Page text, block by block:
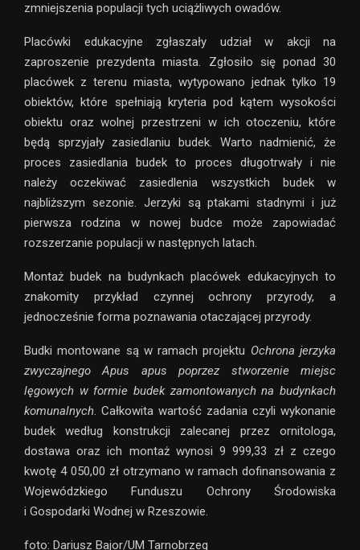
zmniejszenia populacji tych uciążliwych owadów.
Placówki edukacyjne zgłaszały udział w akcji na
zaproszenie prezydenta miasta. Zgłosiło się ponad 30
placówek z terenu miasta, wytypowano jednak tylko 19
obiektów, które spełniają kryteria pod kątem wysokości
obiektu oraz wolnej przestrzeni w ich otoczeniu, które
będą sprzyjały zasiedlaniu budek. Warto nadmienić, że
proces zasiedlania budek to proces długotrwały i nie
należy oczekiwać zasiedlenia wszystkich budek w
najbliższym sezonie. Jerzyki są ptakami stadnymi i już
pierwsza rodzina w nowej budce może zapowiadać
rozszerzanie populacji w następnych latach.
Montaż budek na budynkach placówek edukacyjnych to
znakomity przykład czynnej ochrony przyrody, a
jednocześnie forma poznawania otaczającej przyrody.
Budki montowane są w ramach projektu Ochrona jerzyka
zwyczajnego Apus apus poprzez stworzenie miejsc
lęgowych w formie budek zamontowanych na budynkach
komunalnych. Całkowita wartość zadania czyli wykonanie
budek według konstrukcji zalecanej przez ornitologa,
dostawa oraz ich montaż wynosi 9 999,33 zł z czego
kwotę 4 050,00 zł otrzymano w ramach dofinansowania z
Wojewódzkiego Funduszu Ochrony Środowiska
i Gospodarki Wodnej w Rzeszowie.
foto: Dariusz Bajor/UM Tarnobrzeg